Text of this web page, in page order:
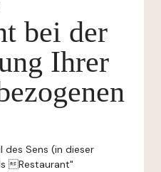
bei der
Ihrer
des Sens (in dieser
Restaurant"